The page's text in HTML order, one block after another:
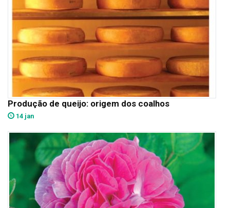
Produção de queijo: origem dos coalhos
14 jan